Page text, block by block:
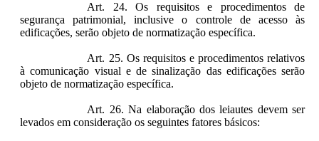
Art. 24. Os requisitos e procedimentos de
segurança patrimonial, inclusive o controle de acesso às
edificações, serão objeto de normatização específica.
Art. 25. Os requisitos e procedimentos relativos
à comunicação visual e de sinalização das edificações serão
objeto de normatização específica.
Art. 26. Na elaboração dos leiautes devem ser
levados em consideração os seguintes fatores básicos: